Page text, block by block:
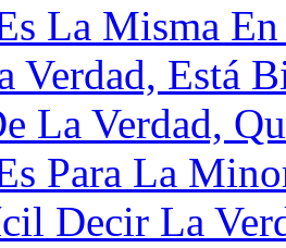
La Misma En
Verdad, Está
La Verdad,
Para La
Decir La